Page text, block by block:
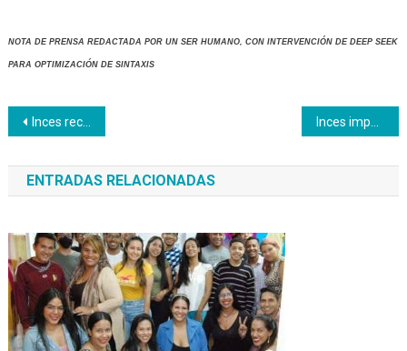
NOTA DE PRENSA REDACTADA POR UN SER HUMANO, CON INTERVENCIÓN DE DEEP SEEK
PARA OPTIMIZACIÓN DE SINTAXIS
Navegación
de
entradas
Inces recibe reconocimiento de las manos de la Fundación Telefónica Movistar España
ENTRADAS RELACIONADAS